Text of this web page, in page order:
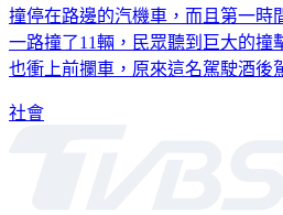
撞停在路邊的汽機車，而且第一時
一路撞了11輛，民眾聽到巨大的撞
也衝上前攔車，原來這名駕駛酒後
社會